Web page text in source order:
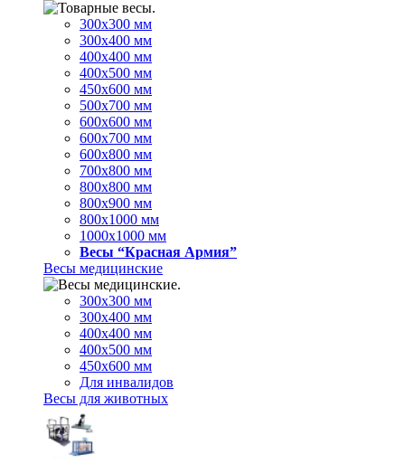
300х300 мм
300х400 мм
400х400 мм
400х500 мм
450х600 мм
500х700 мм
600х600 мм
600х700 мм
600х800 мм
700х800 мм
800х800 мм
800х900 мм
800х1000 мм
1000х1000 мм
Весы “Красная Армия”
Весы медицинские
300х300 мм
300х400 мм
400х400 мм
400х500 мм
450х600 мм
Для инвалидов
Весы для животных